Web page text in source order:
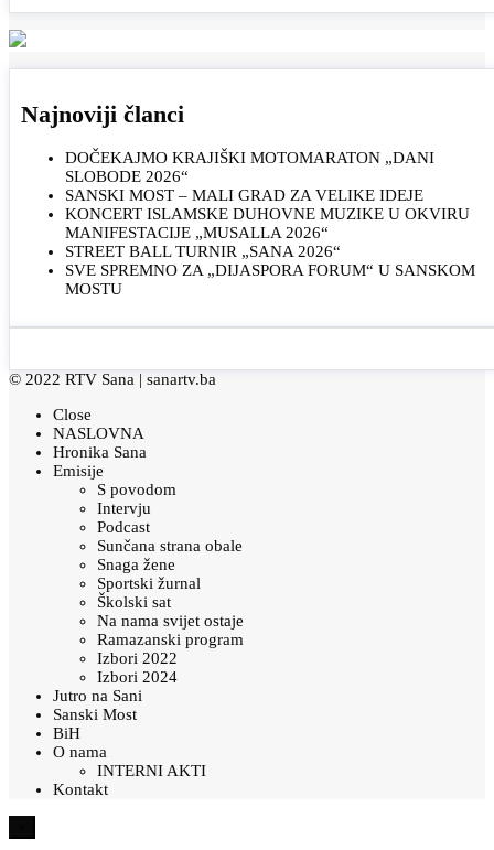
Najnoviji članci
DOČEKAJMO KRAJIŠKI MOTOMARATON „DANI
SLOBODE 2026“
SANSKI MOST – MALI GRAD ZA VELIKE IDEJE
KONCERT ISLAMSKE DUHOVNE MUZIKE U OKVIRU
MANIFESTACIJE „MUSALLA 2026“
STREET BALL TURNIR „SANA 2026“
SVE SPREMNO ZA „DIJASPORA FORUM“ U SANSKOM
MOSTU
© 2022 RTV Sana | sanartv.ba
Close
NASLOVNA
Hronika Sana
Emisije
S povodom
Intervju
Podcast
Sunčana strana obale
Snaga žene
Sportski žurnal
Školski sat
Na nama svijet ostaje
Ramazanski program
Izbori 2022
Izbori 2024
Jutro na Sani
Sanski Most
BiH
O nama
INTERNI AKTI
Kontakt